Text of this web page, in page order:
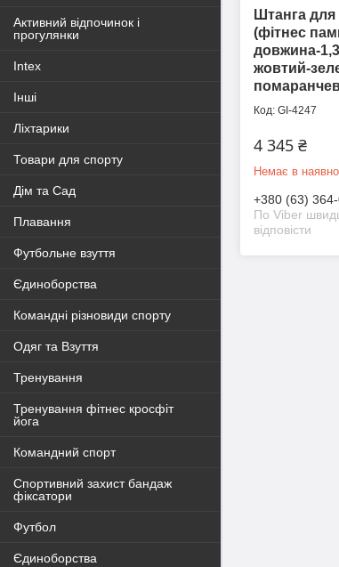
Штанга для
(фітнес
довжина-
жовтий-
GI-4247
4 345 ₴
Немає в
+380 (63)
По Viber
відповісти
Активний відпочинок і
прогулянки
Intex
Інші
Ліхтарики
Товари для спорту
Дім та Сад
Плавання
Футбольне взуття
Єдиноборства
Командні різновиди спорту
Одяг та Взуття
Тренування
Тренування фітнес кросфіт
йога
Командний спорт
Спортивний захист бандаж
фіксатори
Футбол
Єдиноборства